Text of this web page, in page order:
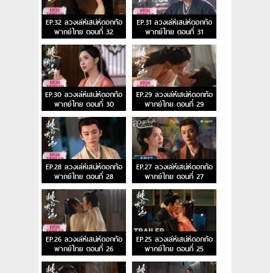
EP.32 ลวงเล่ห์เสน่ห์ดอกท้อ
พากย์ไทย ตอนที่ 32
EP.31 ลวงเล่ห์เสน่ห์ดอกท้อ
พากย์ไทย ตอนที่ 31
EP.30 ลวงเล่ห์เสน่ห์ดอกท้อ
พากย์ไทย ตอนที่ 30
EP.29 ลวงเล่ห์เสน่ห์ดอกท้อ
พากย์ไทย ตอนที่ 29
EP.28 ลวงเล่ห์เสน่ห์ดอกท้อ
พากย์ไทย ตอนที่ 28
EP.27 ลวงเล่ห์เสน่ห์ดอกท้อ
พากย์ไทย ตอนที่ 27
EP.26 ลวงเล่ห์เสน่ห์ดอกท้อ
พากย์ไทย ตอนที่ 26
EP.25 ลวงเล่ห์เสน่ห์ดอกท้อ
พากย์ไทย ตอนที่ 25